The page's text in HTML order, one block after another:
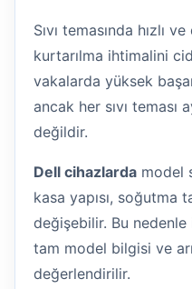
Sıvı temasında hızlı
kurtarılma ihtimalini
vakalarda yüksek
ancak her sıvı teması
değildir.
Dell cihazlarda model
kasa yapısı, soğutma
değişebilir. Bu nedenle
tam model bilgisi ve
değerlendirilir.